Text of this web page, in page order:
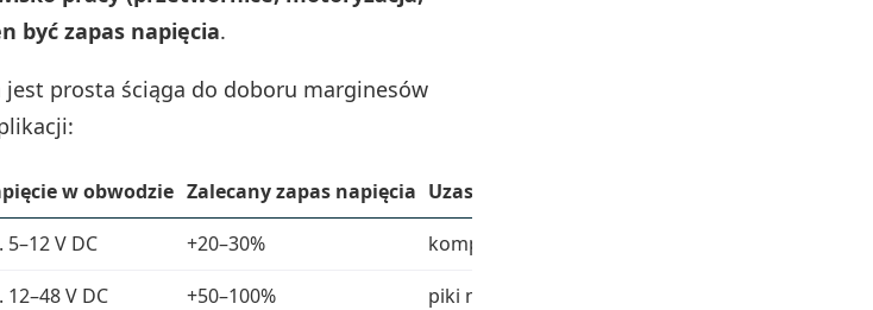
być zapas napięcia.
prosta ściąga do doboru marginesów
w obwodzie Zalecany zapas napięcia Uzasadnienie
5–12 V DC +20–30%
kompensacja wahań i starzenia
12–48 V DC +50–100%
piki napięcia, wysoka ripple current